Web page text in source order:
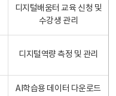
디지털배움터 교육 신청 및
수강생 관리
디지털역량 측정 및 관리
AI학습용 데이터 다운로드